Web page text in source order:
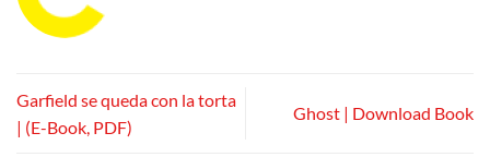
Garfield se queda con la torta
| (E-Book, PDF)
Ghost | Download Book